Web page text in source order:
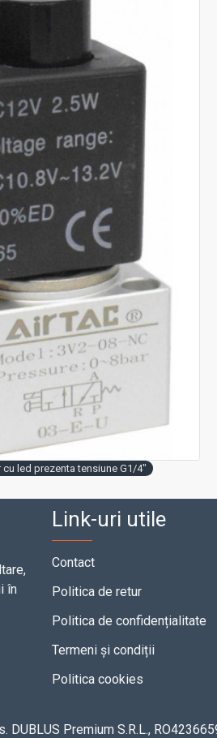
led prezenta tensiune G1/4"
în
Link-uri utile
Contact
Politica de retur
Politica de confidențialitate
Termeni și condiții
Politica cookies
DUBLUS Premium S.R.L.,